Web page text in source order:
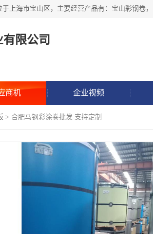
限公司
商机 企业视频
> 合肥马钢彩涂卷批发 支持定制